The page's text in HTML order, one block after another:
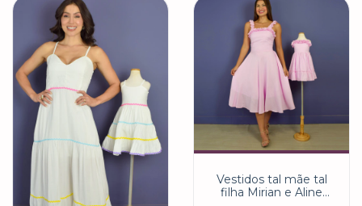
Vestidos tal mãe tal
filha Mirian e Aline